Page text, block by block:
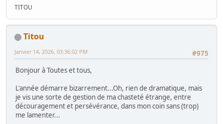
TITOU
Titou
#975
Janvier 14, 2026, 03:36:02 PM
Bonjour à Toutes et tous,
L'année démarre bizarrement...Oh, rien de dramatique, mais
je vis une sorte de gestion de ma chasteté étrange, entre
découragement et persévérance, dans mon coin sans (trop)
me lamenter...